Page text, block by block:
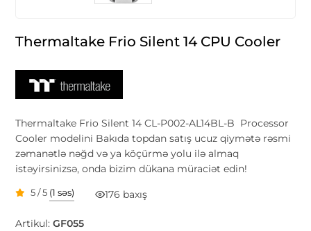
Thermaltake Frio Silent 14 CPU Cooler
Thermaltake Frio Silent 14 CL-P002-AL14BL-B Processor
Cooler modelini Bakıda topdan satış ucuz qiymətə rəsmi
zəmanətlə nəğd və ya köçürmə yolu ilə almaq
istəyirsinizsə, onda bizim dükana müraciət edin!
5 / 5 (1 səs) 176 baxış
Artikul:GF055